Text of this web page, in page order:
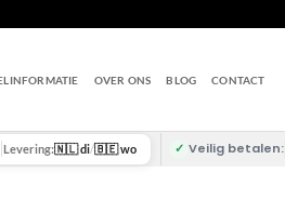
OVER ONS BLOG CONTACT
Levering:🇳🇱 di/🇧🇪 wo ✓ Veilig betalen: